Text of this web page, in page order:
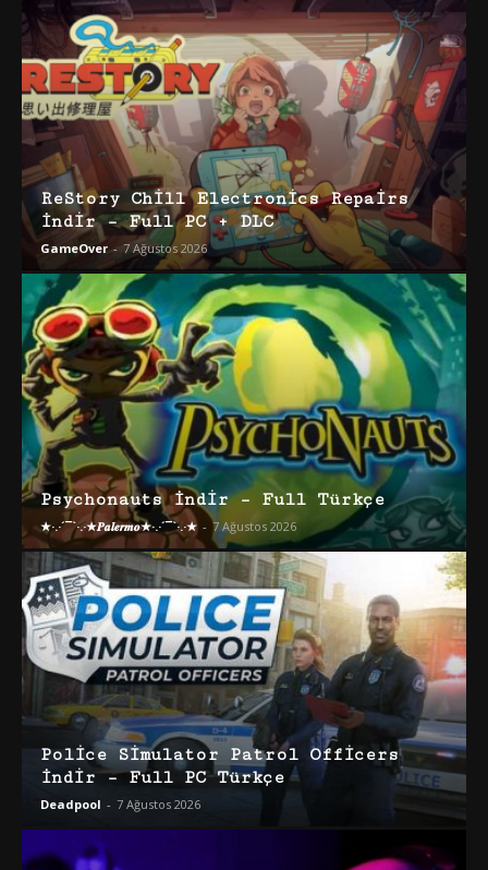
ReStory Chill Electronics Repairs
İndir – Full PC + DLC
GameOver - 7 Ağustos 2026
Psychonauts İndir – Full Türkçe
★·.·´¯`·.·★𝑷𝒂𝒍𝒆𝒓𝒎𝒐★·.·´¯`·.·★ - 7 Ağustos 2026
Police Simulator Patrol Officers
İndir – Full PC Türkçe
Deadpool - 7 Ağustos 2026